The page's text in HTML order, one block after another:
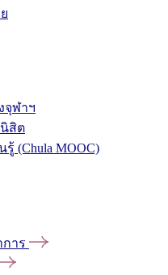
จุฬาฯ
สิต
(Chula MOOC)
าร